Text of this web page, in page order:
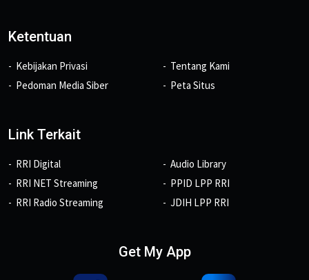
Ketentuan
Kebijakan Privasi
Pedoman Media Siber
Tentang Kami
Peta Situs
Link Terkait
RRI Digital
RRI NET Streaming
RRI Radio Streaming
Audio Library
PPID LPP RRI
JDIH LPP RRI
Get My App